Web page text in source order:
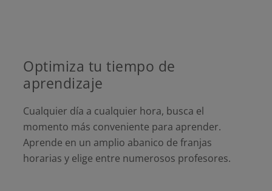
Optimiza tu tiempo de
aprendizaje
Cualquier día a cualquier hora, busca el
momento más conveniente para aprender.
Aprende en un amplio abanico de franjas
horarias y elige entre numerosos profesores.